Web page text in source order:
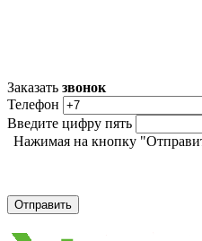
Заказать звонок
Телефон
Введите цифру пять
Нажимая на кнопку